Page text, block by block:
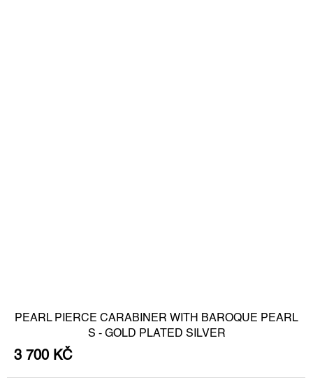
PEARL PIERCE CARABINER WITH BAROQUE PEARL
S - GOLD PLATED SILVER
3 700 KČ